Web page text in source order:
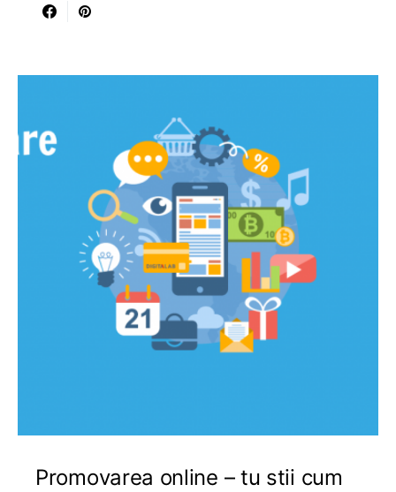
Promovarea online – tu stii cum